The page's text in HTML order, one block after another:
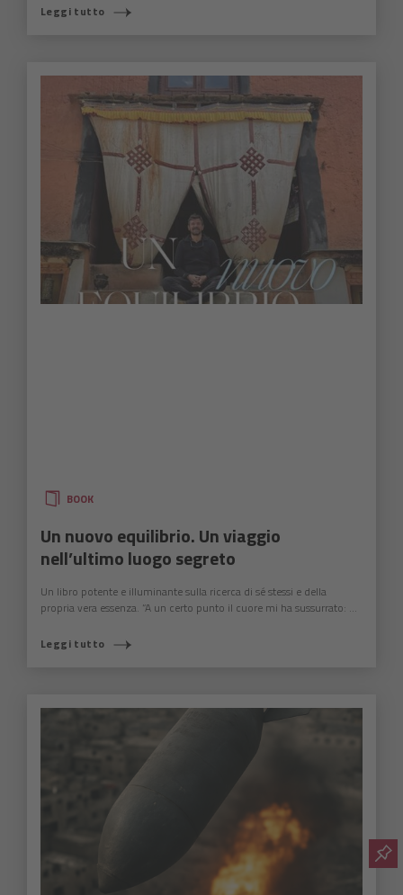
Leggi tutto
BOOK
Un nuovo equilibrio. Un viaggio
nell’ultimo luogo segreto
Un libro potente e illuminante sulla ricerca di sé stessi e della
propria vera essenza. “A un certo punto il cuore mi ha sussurrato: ...
Leggi tutto